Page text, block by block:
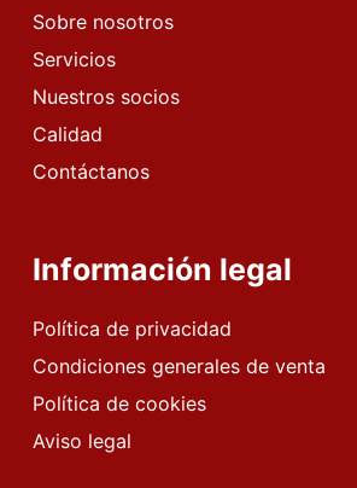
Sobre nosotros
Servicios
Nuestros socios
Calidad
Contáctanos
Información legal
Política de privacidad
Condiciones generales de venta
Política de cookies
Aviso legal